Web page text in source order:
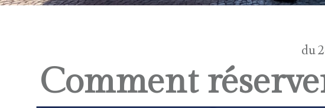
du
Comment